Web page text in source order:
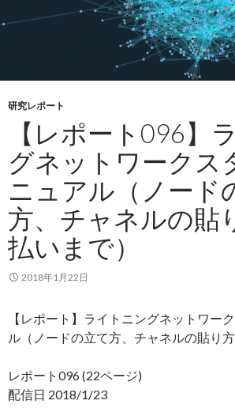
研究レポート
【レポート096】
グネットワークス
ニュアル（ノード
方、チャネルの貼
払いまで）
2018年1月22日
【レポート】ライトニングネットワー
ル（ノードの立て方、チャネルの貼り方
レポート096 (22ページ)
配信日 2018/1/23